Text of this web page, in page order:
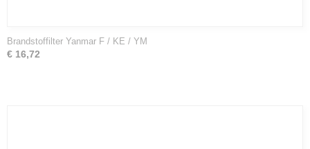
Brandstoffilter Yanmar F / KE / YM
€ 16,72